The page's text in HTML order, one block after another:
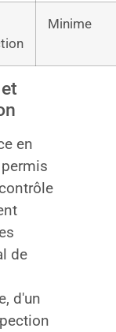
Minime
en
de
d'un